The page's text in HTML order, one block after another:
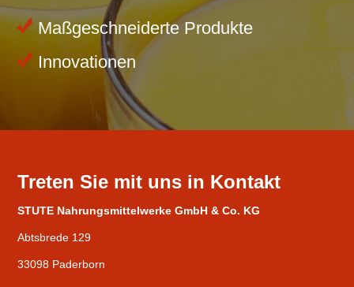
Maßgeschneiderte Produkte
Innovationen
Treten Sie mit uns in Kontakt
STUTE Nahrungsmittelwerke GmbH & Co. KG
Abtsbrede 129
33098 Paderborn